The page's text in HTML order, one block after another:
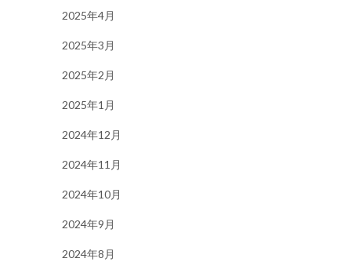
2025年4月
2025年3月
2025年2月
2025年1月
2024年12月
2024年11月
2024年10月
2024年9月
2024年8月